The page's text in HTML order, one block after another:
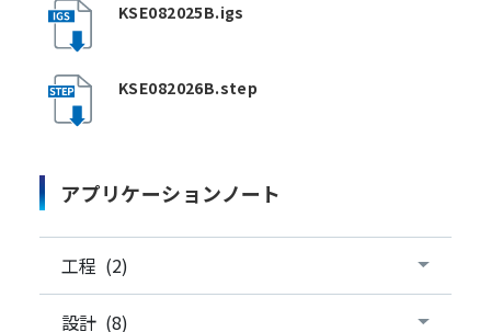
KSE082025B.igs
KSE082026B.step
アプリケーションノート
工程 (2)
設計 (8)